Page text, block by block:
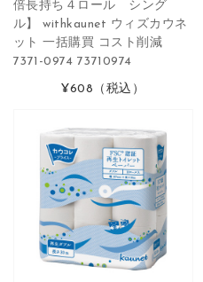
倍長持ち４ロール シング
ル】 withkaunet ウィズカウネ
ット 一括購買 コスト削減
7371-0974 73710974
¥608 （税込）